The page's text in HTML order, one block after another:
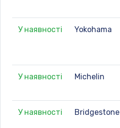
У наявності Yokohama
У наявності Michelin
У наявності Bridgestone